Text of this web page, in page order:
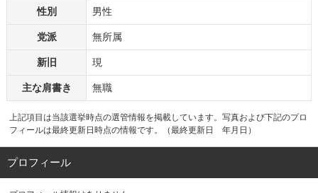
性別 男性
党派 無所属
新旧 現
主な肩書き 無職
上記項目は当該選挙時点の選管情報を掲載しています。写真および下記のプロ
フィールは最終更新日時点の情報です。（最終更新日 年月日）
プロフィール